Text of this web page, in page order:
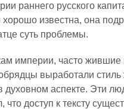
раннего русского
хорошо известна, она
суть проблемы.
империи, часто
выработали стиль
духовном аспекте. Эти
доступ к тексту